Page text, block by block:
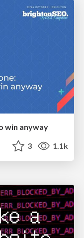
win anyway
3 1.1k